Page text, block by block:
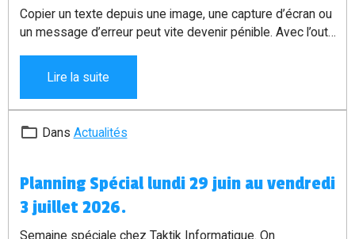
Copier un texte depuis une image, une capture d’écran ou
un message d’erreur peut vite devenir pénible. Avec l’outil
une zone à l’écran et récupérer automatiquement le texte.
Lire la suite
Dans Actualités
Planning Spécial lundi 29 juin au vendredi
3 juillet 2026.
Semaine spéciale chez Taktik Informatique. On